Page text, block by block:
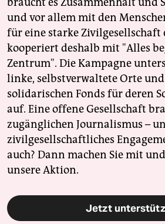
und vor allem mit den
für eine starke Zivilgesellschaft
kooperiert deshalb mit "Alles
Zentrum". Die Kampagne
linke, selbstverwaltete Orte
solidarischen Fonds für deren
auf. Eine offene Gesellschaft
zugänglichen Journalismus –
zivilgesellschaftliches
auch? Dann machen Sie mit
unsere Aktion.
Jetzt